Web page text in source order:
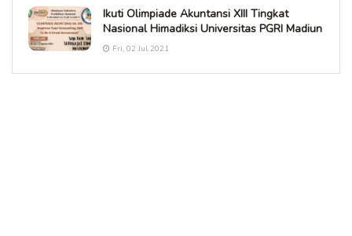
Ikuti Olimpiade Akuntansi XIII Tingkat
Nasional Himadiksi Universitas PGRI Madiun
Fri, 02 Jul 2021